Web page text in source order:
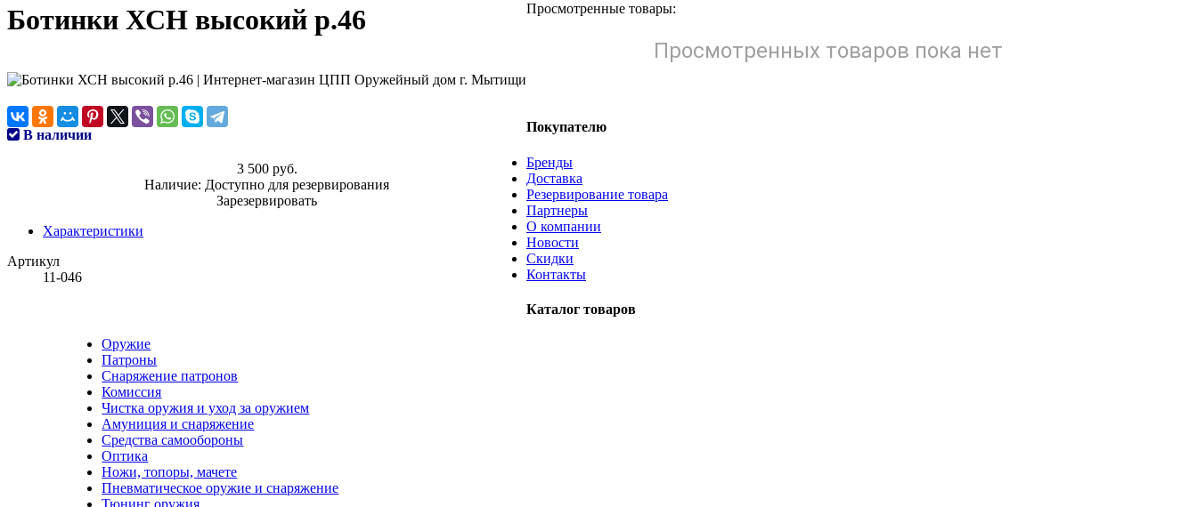
Ботинки ХСН высокий р.46
В наличии
3 500 руб.
Наличие: Доступно для резервирования
Зарезервировать
Характеристики
Артикул
11-046
Просмотренные товары:
Просмотренных товаров пока нет
Покупателю
Бренды
Доставка
Резервирование товара
Партнеры
О компании
Новости
Скидки
Контакты
Каталог товаров
Оружие
Патроны
Снаряжение патронов
Комиссия
Чистка оружия и уход за оружием
Амуниция и снаряжение
Средства самообороны
Оптика
Ножи, топоры, мачете
Пневматическое оружие и снаряжение
Тюнинг оружия